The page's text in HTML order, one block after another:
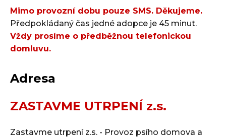
Mimo provozní dobu pouze SMS. Děkujeme.
Předpokládaný čas jedné adopce je 45 minut.
Vždy prosíme o předběžnou telefonickou
domluvu.
Adresa
ZASTAVME UTRPENÍ z.s.
Zastavme utrpení z.s. - Provoz psího domova a